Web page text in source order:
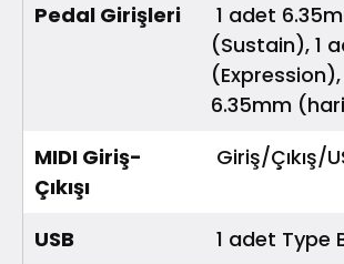
Pedal Girişleri
1 adet
(Sustain), 1
6.35mm
MIDI Giriş-
Çıkışı
Giriş/Çıkış/
USB
1 adet Type